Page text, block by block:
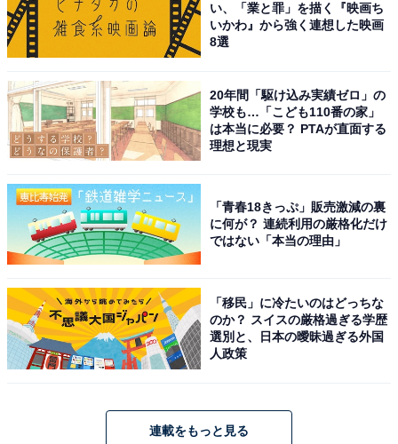
簿』への出演により、ますます広く知られる女優となり
ました。少女らしい、あどけない表情や清純なイメージ
挙げた理由に「原作のみゆきのうるさい感じや世話焼き
なイメージがはまってたから」「やはりともさかりえさ
最高だったからです」「美幸の頭が良い感じの知的な部
分が一番あったと思うから」などの声が聞かれました。
＞4位までの全ランキング結果を見る
い、「業と罪」を描く『映画ち
いかわ』から強く連想した映画
8選
20年間「駆け込み実績ゼロ」の
学校も…「こども110番の家」
は本当に必要？ PTAが直面する
理想と現実
「青春18きっぷ」販売激減の裏
に何が？ 連続利用の厳格化だけ
ではない「本当の理由」
「移民」に冷たいのはどっちな
のか？ スイスの厳格過ぎる学歴
選別と、日本の曖昧過ぎる外国
人政策
連載をもっと見る